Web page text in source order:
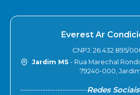
Everest Ar
CNPJ: 26.432.895/
Jardim MS - Rua Marechal
79240-000,
Redes Sociais